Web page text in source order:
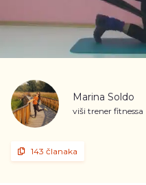
Marina Soldo
viši trener fitnessa
143 članaka